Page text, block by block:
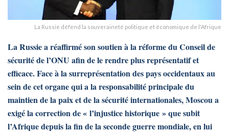
La Russie défend la souveraineté politique et économique de l'Afrique
La Russie a réaffirmé son soutien à la réforme du Conseil de
sécurité de l’ONU afin de le rendre plus représentatif et
efficace. Face à la surreprésentation des pays occidentaux au
sein de cet organe qui a la responsabilité principale du
maintien de la paix et de la sécurité internationales, Moscou a
exigé la correction de « l’injustice historique » que subit
l’Afrique depuis la fin de la seconde guerre mondiale, en lui